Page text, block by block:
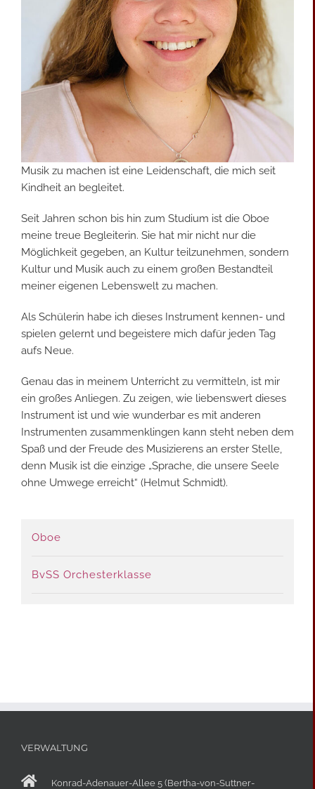
Musik zu machen ist eine Leidenschaft, die mich seit
Kindheit an begleitet.
Seit Jahren schon bis hin zum Studium ist die Oboe
meine treue Begleiterin. Sie hat mir nicht nur die
Möglichkeit gegeben, an Kultur teilzunehmen, sondern
Kultur und Musik auch zu einem großen Bestandteil
meiner eigenen Lebenswelt zu machen.
Als Schülerin habe ich dieses Instrument kennen- und
spielen gelernt und begeistere mich dafür jeden Tag
aufs Neue.
Genau das in meinem Unterricht zu vermitteln, ist mir
ein großes Anliegen. Zu zeigen, wie liebenswert dieses
Instrument ist und wie wunderbar es mit anderen
Instrumenten zusammenklingen kann steht neben dem
Spaß und der Freude des Musizierens an erster Stelle,
denn Musik ist die einzige „Sprache, die unsere Seele
ohne Umwege erreicht“ (Helmut Schmidt).
Oboe
BvSS Orchesterklasse
VERWALTUNG
Konrad-Adenauer-Allee 5 (Bertha-von-Suttner-